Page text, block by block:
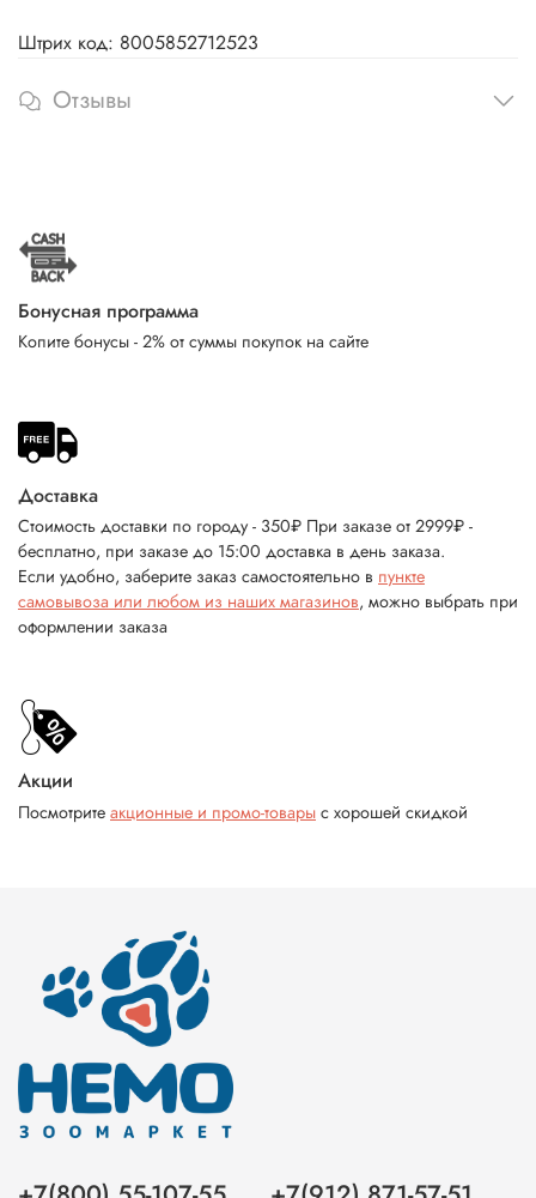
Штрих код: 8005852712523
Отзывы
Бонусная программа
Копите бонусы - 2% от суммы покупок на сайте
Доставка
Стоимость доставки по городу - 350₽ При заказе от 2999₽ -
бесплатно, при заказе до 15:00 доставка в день заказа.
Если удобно, заберите заказ самостоятельно в пункте
самовывоза или любом из наших магазинов, можно выбрать при
оформлении заказа
Акции
Посмотрите акционные и промо-товары с хорошей скидкой